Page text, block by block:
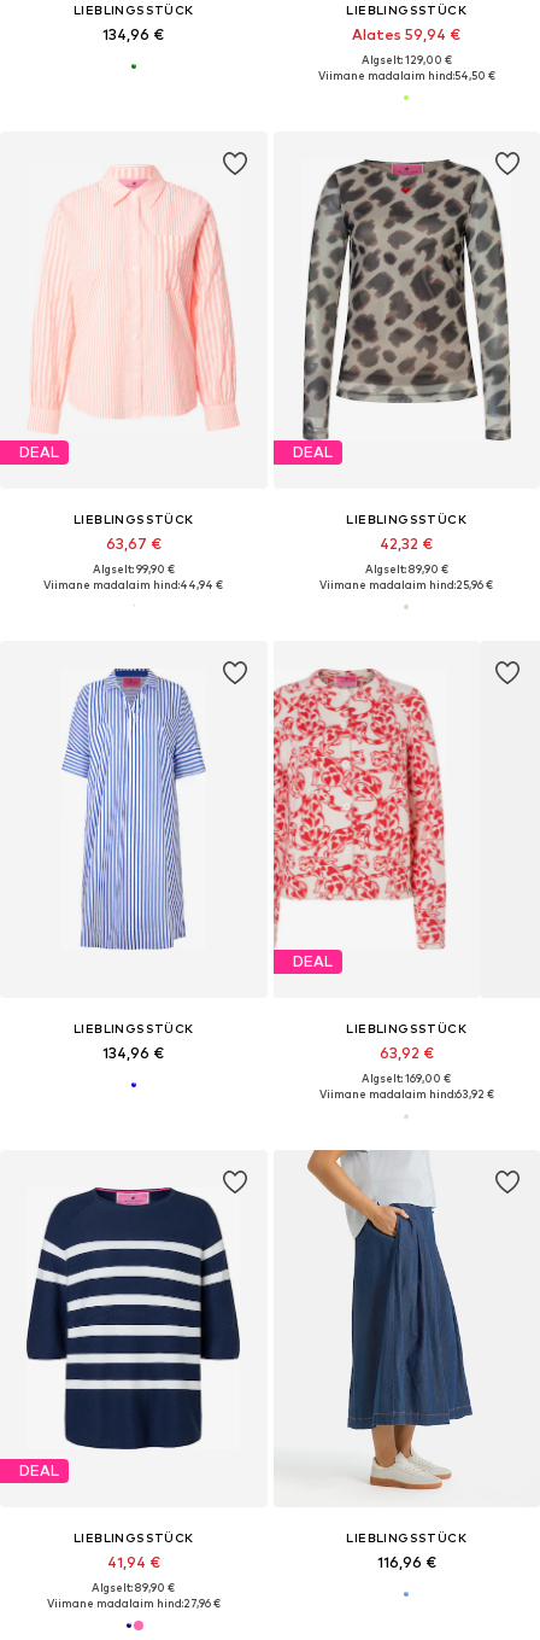
LIEBLINGSSTÜCK
134,96 €
LIEBLINGSSTÜCK
Alates 59,94 €
Algselt: 129,00 €
Viimane madalaim hind:54,50 €
DEAL
LIEBLINGSSTÜCK
63,67 €
Algselt: 99,90 €
Viimane madalaim hind:44,94 €
DEAL
LIEBLINGSSTÜCK
42,32 €
Algselt: 89,90 €
Viimane madalaim hind:25,96 €
LIEBLINGSSTÜCK
134,96 €
DEAL
LIEBLINGSSTÜCK
63,92 €
Algselt: 169,00 €
Viimane madalaim hind:63,92 €
DEAL
LIEBLINGSSTÜCK
41,94 €
Algselt: 89,90 €
Viimane madalaim hind:27,96 €
LIEBLINGSSTÜCK
116,96 €